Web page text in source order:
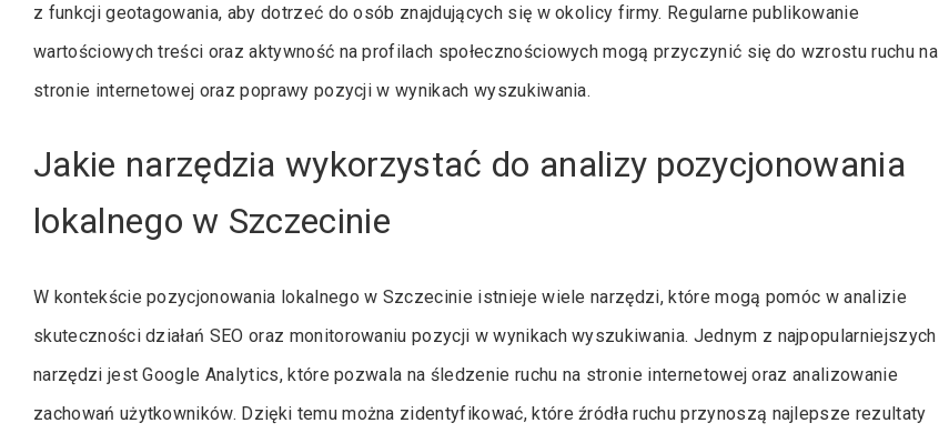
z funkcji geotagowania, aby dotrzeć do osób znajdujących się w okolicy firmy. Regularne publikowanie
wartościowych treści oraz aktywność na profilach społecznościowych mogą przyczynić się do wzrostu ruchu na
stronie internetowej oraz poprawy pozycji w wynikach wyszukiwania.
Jakie narzędzia wykorzystać do analizy pozycjonowania
lokalnego w Szczecinie
W kontekście pozycjonowania lokalnego w Szczecinie istnieje wiele narzędzi, które mogą pomóc w analizie
skuteczności działań SEO oraz monitorowaniu pozycji w wynikach wyszukiwania. Jednym z najpopularniejszych
narzędzi jest Google Analytics, które pozwala na śledzenie ruchu na stronie internetowej oraz analizowanie
zachowań użytkowników. Dzięki temu można zidentyfikować, które źródła ruchu przynoszą najlepsze rezultaty